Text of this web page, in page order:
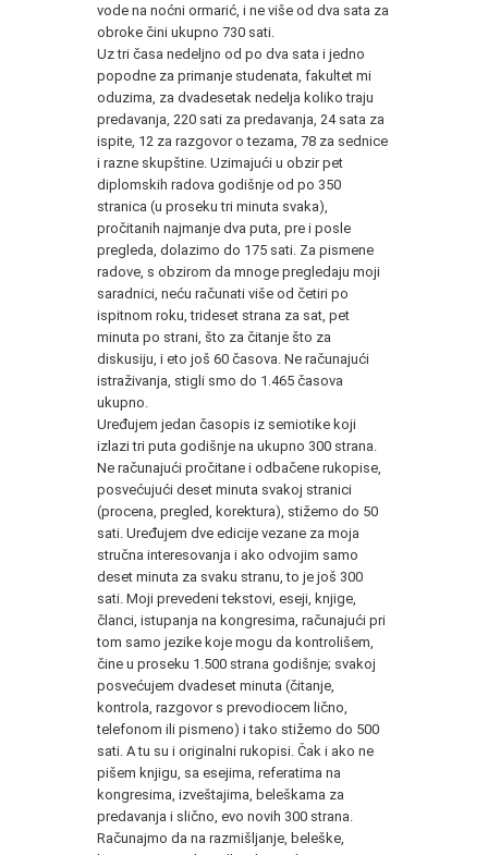
vode na noćni ormarić, i ne više od dva sata za
obroke čini ukupno 730 sati.
Uz tri časa nedeljno od po dva sata i jedno
popodne za primanje studenata, fakultet mi
oduzima, za dvadesetak nedelja koliko traju
predavanja, 220 sati za predavanja, 24 sata za
ispite, 12 za razgovor o tezama, 78 za sednice
i razne skupštine. Uzimajući u obzir pet
diplomskih radova godišnje od po 350
stranica (u proseku tri minuta svaka),
pročitanih najmanje dva puta, pre i posle
pregleda, dolazimo do 175 sati. Za pismene
radove, s obzirom da mnoge pregledaju moji
saradnici, neću računati više od četiri po
ispitnom roku, trideset strana za sat, pet
minuta po strani, što za čitanje što za
diskusiju, i eto još 60 časova. Ne računajući
istraživanja, stigli smo do 1.465 časova
ukupno.
Uređujem jedan časopis iz semiotike koji
izlazi tri puta godišnje na ukupno 300 strana.
Ne računajući pročitane i odbačene rukopise,
posvećujući deset minuta svakoj stranici
(procena, pregled, korektura), stižemo do 50
sati. Uređujem dve edicije vezane za moja
stručna interesovanja i ako odvojim samo
deset minuta za svaku stranu, to je još 300
sati. Moji prevedeni tekstovi, eseji, knjige,
članci, istupanja na kongresima, računajući pri
tom samo jezike koje mogu da kontrolišem,
čine u proseku 1.500 strana godišnje; svakoj
posvećujem dvadeset minuta (čitanje,
kontrola, razgovor s prevodiocem lično,
telefonom ili pismeno) i tako stižemo do 500
sati. A tu su i originalni rukopisi. Čak i ako ne
pišem knjigu, sa esejima, referatima na
kongresima, izveštajima, beleškama za
predavanja i slično, evo novih 300 strana.
Računajmo da na razmišljanje, beleške,